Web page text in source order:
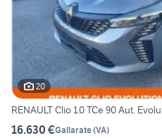
20
RENAULT Clio 1.0 TCe 90 Aut.
16.630 €Gallarate(VA)